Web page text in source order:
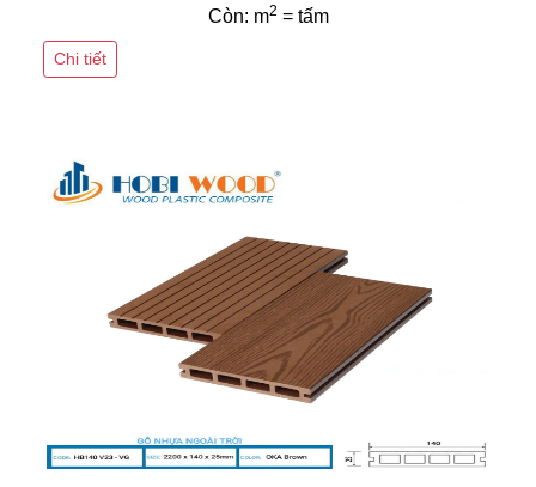
Còn: m2 = tấm
Chi tiết